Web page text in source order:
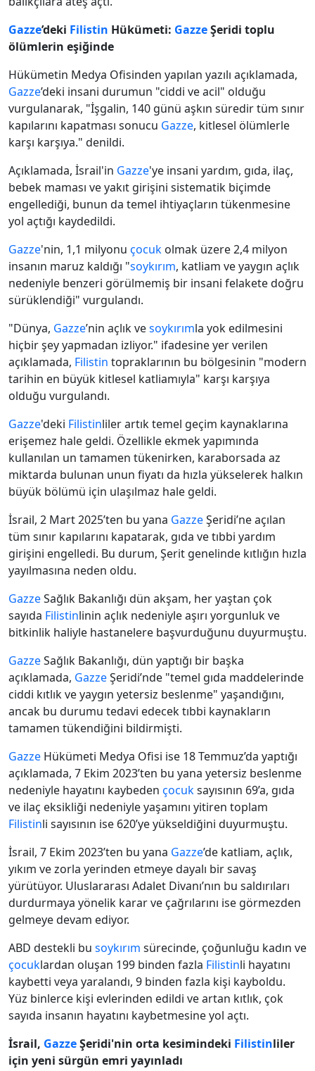
Gazze’deki Filistin Hükümeti: GazzeŞeridi toplu
ölümlerin eşiğinde
Hükümetin Medya Ofisinden yapılan yazılı açıklamada,
Gazze’deki insani durumun "ciddi ve acil" olduğu
vurgulanarak, "İşgalin, 140 günü aşkın süredir tüm sınır
kapılarını kapatması sonucu Gazze, kitlesel ölümlerle
karşı karşıya." denildi.
Açıklamada, İsrail'in Gazze'ye insani yardım, gıda, ilaç,
bebek maması ve yakıt girişini sistematik biçimde
engellediği, bunun da temel ihtiyaçların tükenmesine
yol açtığı kaydedildi.
Gazze'nin, 1,1 milyonu çocuk olmak üzere 2,4 milyon
insanın maruz kaldığı "soykırım, katliam ve yaygın açlık
nedeniyle benzeri görülmemiş bir insani felakete doğru
sürüklendiği" vurgulandı.
"Dünya, Gazze’nin açlık vesoykırımla yok edilmesini
hiçbir şey yapmadan izliyor." ifadesine yer verilen
açıklamada, Filistin topraklarının bu bölgesinin "modern
tarihin en büyük kitlesel katliamıyla" karşı karşıya
olduğu vurgulandı.
Gazze'deki Filistinliler artık temel geçim kaynaklarına
erişemez hale geldi. Özellikle ekmek yapımında
kullanılan un tamamen tükenirken, karaborsada az
miktarda bulunan unun fiyatı da hızla yükselerek halkın
büyük bölümü için ulaşılmaz hale geldi.
İsrail, 2 Mart 2025’ten bu yana GazzeŞeridi’ne açılan
tüm sınır kapılarını kapatarak, gıda ve tıbbi yardım
girişini engelledi. Bu durum, Şerit genelinde kıtlığın hızla
yayılmasına neden oldu.
GazzeSağlık Bakanlığı dün akşam, her yaştan çok
sayıda Filistinlinin açlık nedeniyle aşırı yorgunluk ve
bitkinlik haliyle hastanelere başvurduğunu duyurmuştu.
GazzeSağlık Bakanlığı, dün yaptığı bir başka
açıklamada, GazzeŞeridi’nde "temel gıda maddelerinde
ciddi kıtlık ve yaygın yetersiz beslenme" yaşandığını,
ancak bu durumu tedavi edecek tıbbi kaynakların
tamamen tükendiğini bildirmişti.
Gazze Hükümeti Medya Ofisi ise 18 Temmuz’da yaptığı
açıklamada, 7 Ekim 2023’ten bu yana yetersiz beslenme
nedeniyle hayatını kaybeden çocuksayısının 69’a, gıda
ve ilaç eksikliği nedeniyle yaşamını yitiren toplam
Filistinli sayısının ise 620’ye yükseldiğini duyurmuştu.
İsrail, 7 Ekim 2023’ten bu yana Gazze’de katliam, açlık,
yıkım ve zorla yerinden etmeye dayalı bir savaş
yürütüyor. Uluslararası Adalet Divanı’nın bu saldırıları
durdurmaya yönelik karar ve çağrılarını ise görmezden
gelmeye devam ediyor.
ABD destekli bu soykırım sürecinde, çoğunluğu kadın ve
çocuklardan oluşan 199 binden fazla Filistinli hayatını
kaybetti veya yaralandı, 9 binden fazla kişi kayboldu.
Yüz binlerce kişi evlerinden edildi ve artan kıtlık, çok
sayıda insanın hayatını kaybetmesine yol açtı.
İsrail, GazzeŞeridi'nin orta kesimindeki Filistinliler
için yeni sürgün emri yayınladı